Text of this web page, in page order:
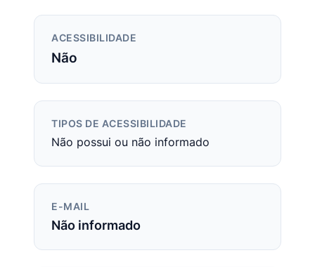
ACESSIBILIDADE
Não
TIPOS DE ACESSIBILIDADE
Não possui ou não informado
E-MAIL
Não informado